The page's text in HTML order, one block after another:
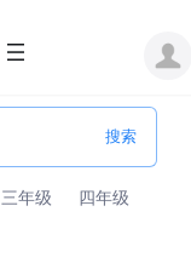
三年级
四年级